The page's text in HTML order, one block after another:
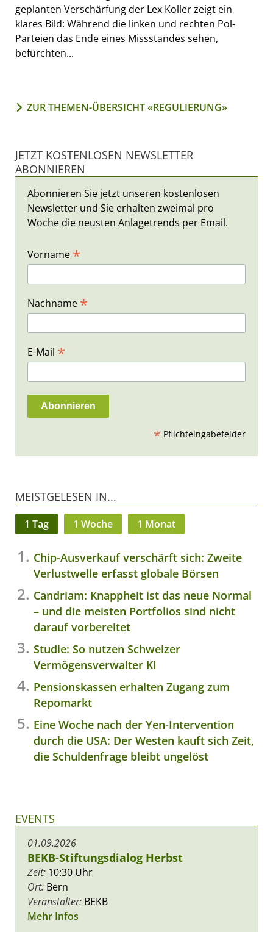
geplanten Verschärfung der Lex Koller zeigt ein
klares Bild: Während die linken und rechten Pol-
Parteien das Ende eines Missstandes sehen,
befürchten...
ZUR THEMEN-ÜBERSICHT «REGULIERUNG»
JETZT KOSTENLOSEN NEWSLETTER
ABONNIEREN
Abonnieren Sie jetzt unseren kostenlosen
Newsletter und Sie erhalten zweimal pro
Woche die neusten Anlagetrends per Email.
Vorname *
Nachname *
E-Mail *
* Pflichteingabefelder
MEISTGELESEN IN...
1 Tag 1 Woche 1 Monat
Chip-Ausverkauf verschärft sich: Zweite
Verlustwelle erfasst globale Börsen
Candriam: Knappheit ist das neue Normal
– und die meisten Portfolios sind nicht
darauf vorbereitet
Studie: So nutzen Schweizer
Vermögensverwalter KI
Pensionskassen erhalten Zugang zum
Repomarkt
Eine Woche nach der Yen-Intervention
durch die USA: Der Westen kauft sich Zeit,
die Schuldenfrage bleibt ungelöst
EVENTS
01.09.2026
BEKB-Stiftungsdialog Herbst
Zeit: 10:30 Uhr
Ort: Bern
Veranstalter: BEKB
Mehr Infos